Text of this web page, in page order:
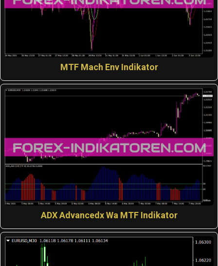
MTF Mach Env Indikator
ADX Advancedx Wa MTF Indikator